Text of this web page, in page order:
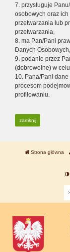
7. przysługuje
osobowych oraz
przetwarzania lub
przetwarzania,
8. ma Pan/Pani
Danych Osobowych,
9. podanie przez
(dobrowolne) w
10. Pana/Pani
procesom
profilowaniu.
zamknij
Strona główna